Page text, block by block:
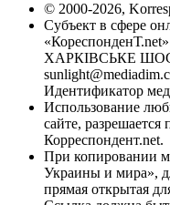
© 2000-2026,
Субъект в сфере
ХАРКІВСЬКЕ
Идентификатор
Использование
сайте,
Корреспондент.net.
При копировании
Украины и мира»,
прямая открытая